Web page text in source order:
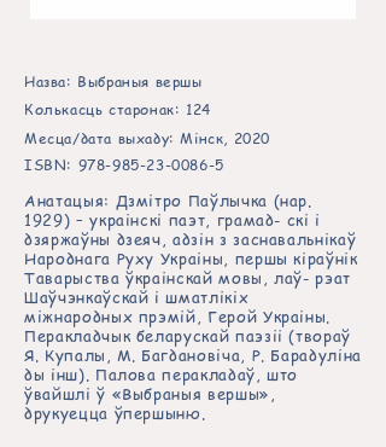
Назва: Выбраныя вершы
Колькасць старонак: 124
Месца/дата выхаду: Мінск, 2020
ISBN: 978-985-23-0086-5
Анатацыя: Дзмітро Паўлычка (нар.
1929) – украінскі паэт, грамад- скі і
дзяржаўны дзеяч, адзін з заснавальнікаў
Народнага Руху Украіны, першы кіраўнік
Таварыства ўкраінскай мовы, лаў- рэат
Шаўчэнкаўскай і шматлікіх
міжнародных прэмій, Герой Украіны.
Перакладчык беларускай паэзіі (твораў
Я. Купалы, М. Багдановіча, Р. Барадуліна
ды інш). Палова перакладаў, што
ўвайшлі ў «Выбраныя вершы»,
друкуецца ўпершыню.